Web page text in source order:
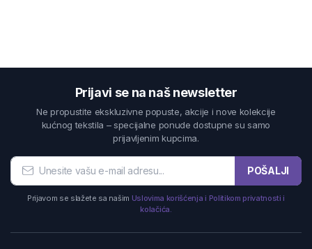
Prijavi se na naš newsletter
Ne propustite ekskluzivne popuste, akcije i nove kolekcije
kućnog tekstila – specijalne ponude dostupne su samo
prijavljenim kupcima.
POŠALJI
Prijavom se slažete sa našim Uslovima korišćenja i Politikom privatnosti i
kolačića.